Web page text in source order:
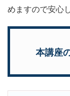
めますので安心
本講座